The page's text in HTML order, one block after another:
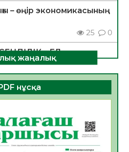
– өңір экономикасының
25 0
– ЕЛ
23 0
– БОЛАШАҚҚА
қарсы иммундау
жаңалық
PDF нұсқа